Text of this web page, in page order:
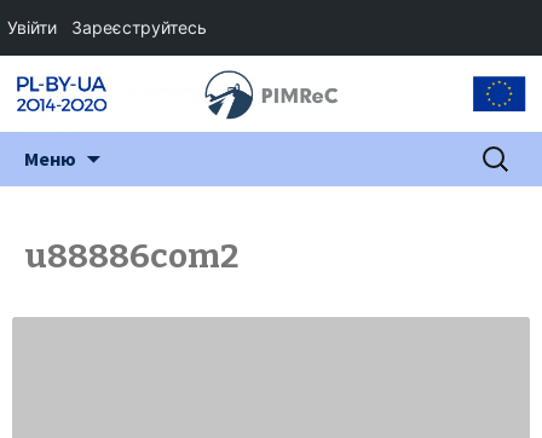
Меню Пошук:
u88886com2
Увійти Зареєструйтесь